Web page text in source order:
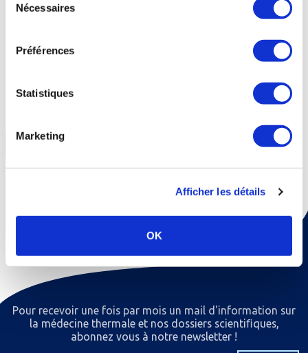
Nécessaires
Préférences
Statistiques
Marketing
Afficher les détails
OK
Le bruxisme se caractérise par le fait de grincer des dents ou serrer
psychologique à travers la prise en charge globale de la cure thermale.
En savoir +
Pour recevoir une fois par mois un mail d'information sur
la médecine thermale et nos dossiers scientiﬁques,
abonnez vous à notre newsletter !